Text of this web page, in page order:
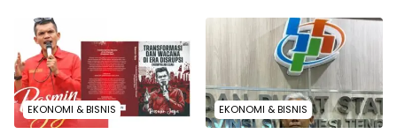
Seluruh Wilayah Sulawesi
2026
EKONOMI & BISNIS EKONOMI & BISNIS